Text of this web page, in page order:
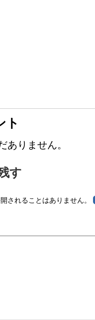
ト
ありません。
す
されることはありません。